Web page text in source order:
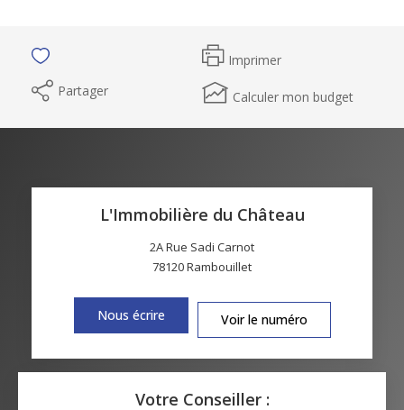
Imprimer
Partager
Calculer mon budget
L'Immobilière du Château
2A Rue Sadi Carnot
78120Rambouillet
Nous écrire Voir le numéro
Votre Conseiller :